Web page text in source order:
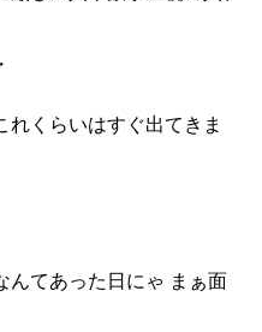
くらいはすぐ出てきま
んてあった日にゃ まぁ面